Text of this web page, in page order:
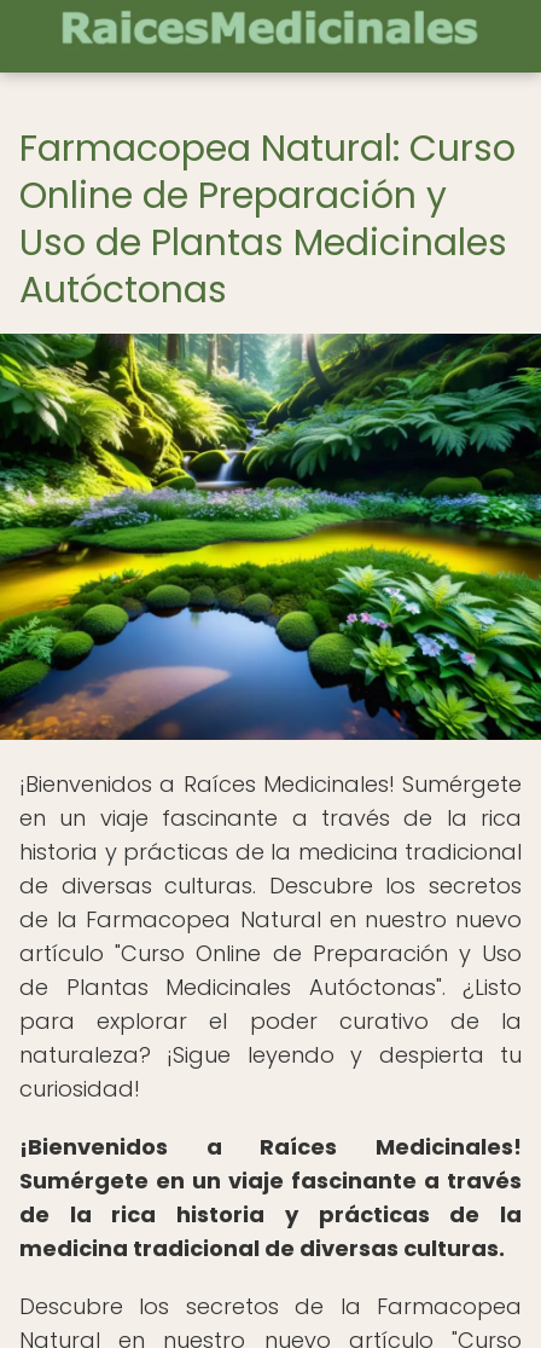
Farmacopea Natural: Curso
Online de Preparación y
Uso de Plantas Medicinales
Autóctonas
¡Bienvenidos a Raíces Medicinales! Sumérgete
en un viaje fascinante a través de la rica
historia y prácticas de la medicina tradicional
de diversas culturas. Descubre los secretos
de la Farmacopea Natural en nuestro nuevo
artículo "Curso Online de Preparación y Uso
de Plantas Medicinales Autóctonas". ¿Listo
para explorar el poder curativo de la
naturaleza? ¡Sigue leyendo y despierta tu
curiosidad!
¡Bienvenidos a Raíces Medicinales!
Sumérgete en un viaje fascinante a través
de la rica historia y prácticas de la
medicina tradicional de diversas culturas.
Descubre los secretos de la Farmacopea
Natural en nuestro nuevo artículo "Curso